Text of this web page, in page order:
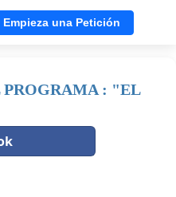
Empieza una Petición
: "EL